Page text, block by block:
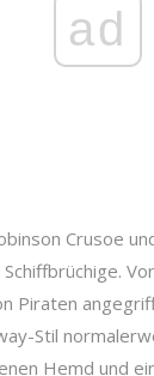
ad
Crusoe
Piraten
Stil
Hemd und